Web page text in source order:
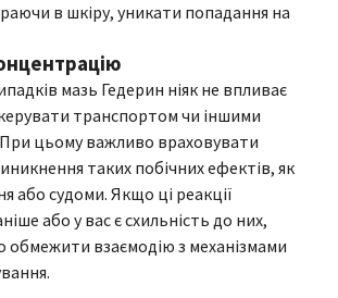
в шкіру, уникати попадання на
мазь Гедерин ніяк не впливає
транспортом чи іншими
цьому важливо враховувати
таких побічних ефектів, як
або судоми. Якщо ці реакції
або у вас є схильність до них,
обмежити взаємодію з механізмами